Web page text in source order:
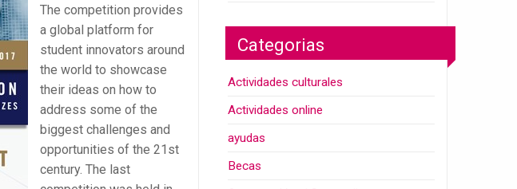
The competition provides
a global platform for
student innovators around
the world to showcase
their ideas on how to
address some of the
biggest challenges and
opportunities of the 21st
century. The last
Categorias
Actividades culturales
Actividades online
ayudas
Becas